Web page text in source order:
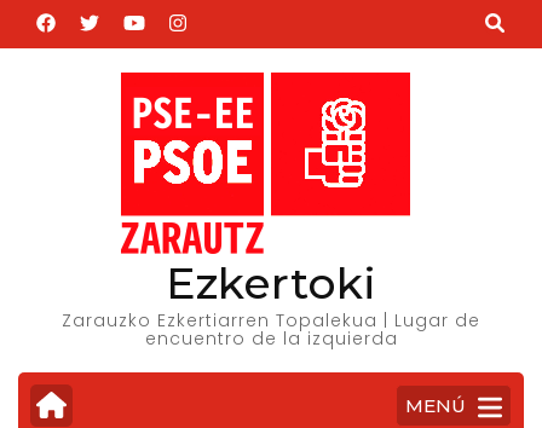
Saltar
al
Ezkertoki
Zarauzko Ezkertiarren Topalekua | Lugar de
encuentro de la izquierda
MENÚ